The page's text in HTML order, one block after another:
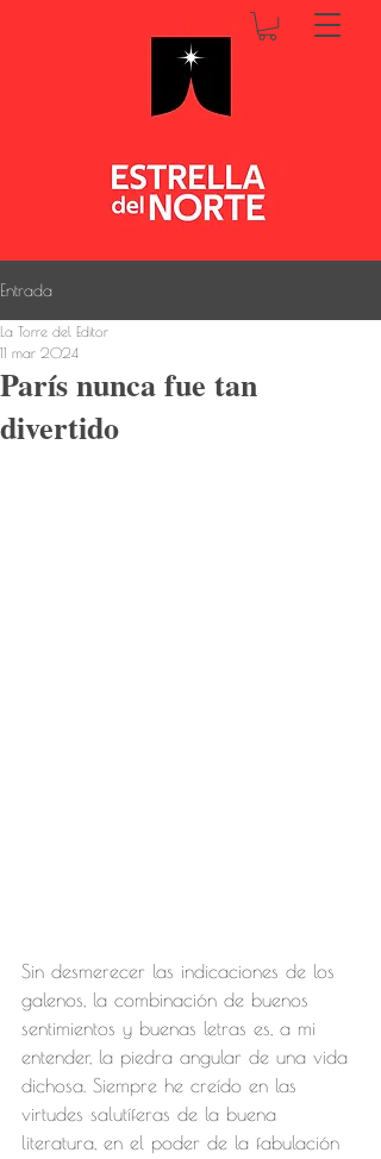
Entrada
París nunca fue tan
divertido
La Torre del Editor
11 mar 2024
Sin desmerecer las indicaciones de los
galenos, la combinación de buenos
sentimientos y buenas letras es, a mi
entender, la piedra angular de una vida
dichosa. Siempre he creído en las
virtudes salutíferas de la buena
literatura, en el poder de la fabulación